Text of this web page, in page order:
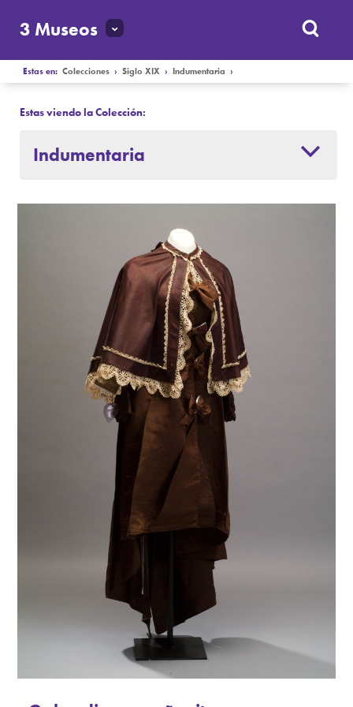
3 Museos
Estas en:Colecciones ›Siglo XIX ›Indumentaria ›
Estas viendo la Colección:
Indumentaria